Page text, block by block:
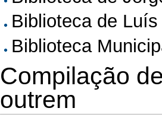
Biblioteca de
Biblioteca
Compilação
outrem